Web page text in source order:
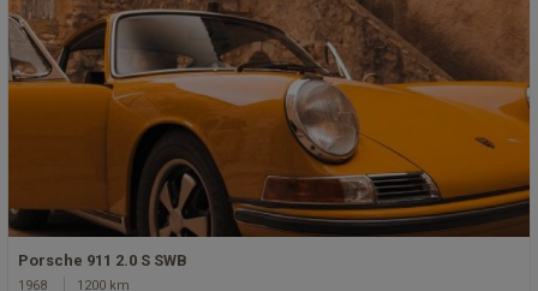
Porsche 911 2.0 S SWB
1968 1200 km